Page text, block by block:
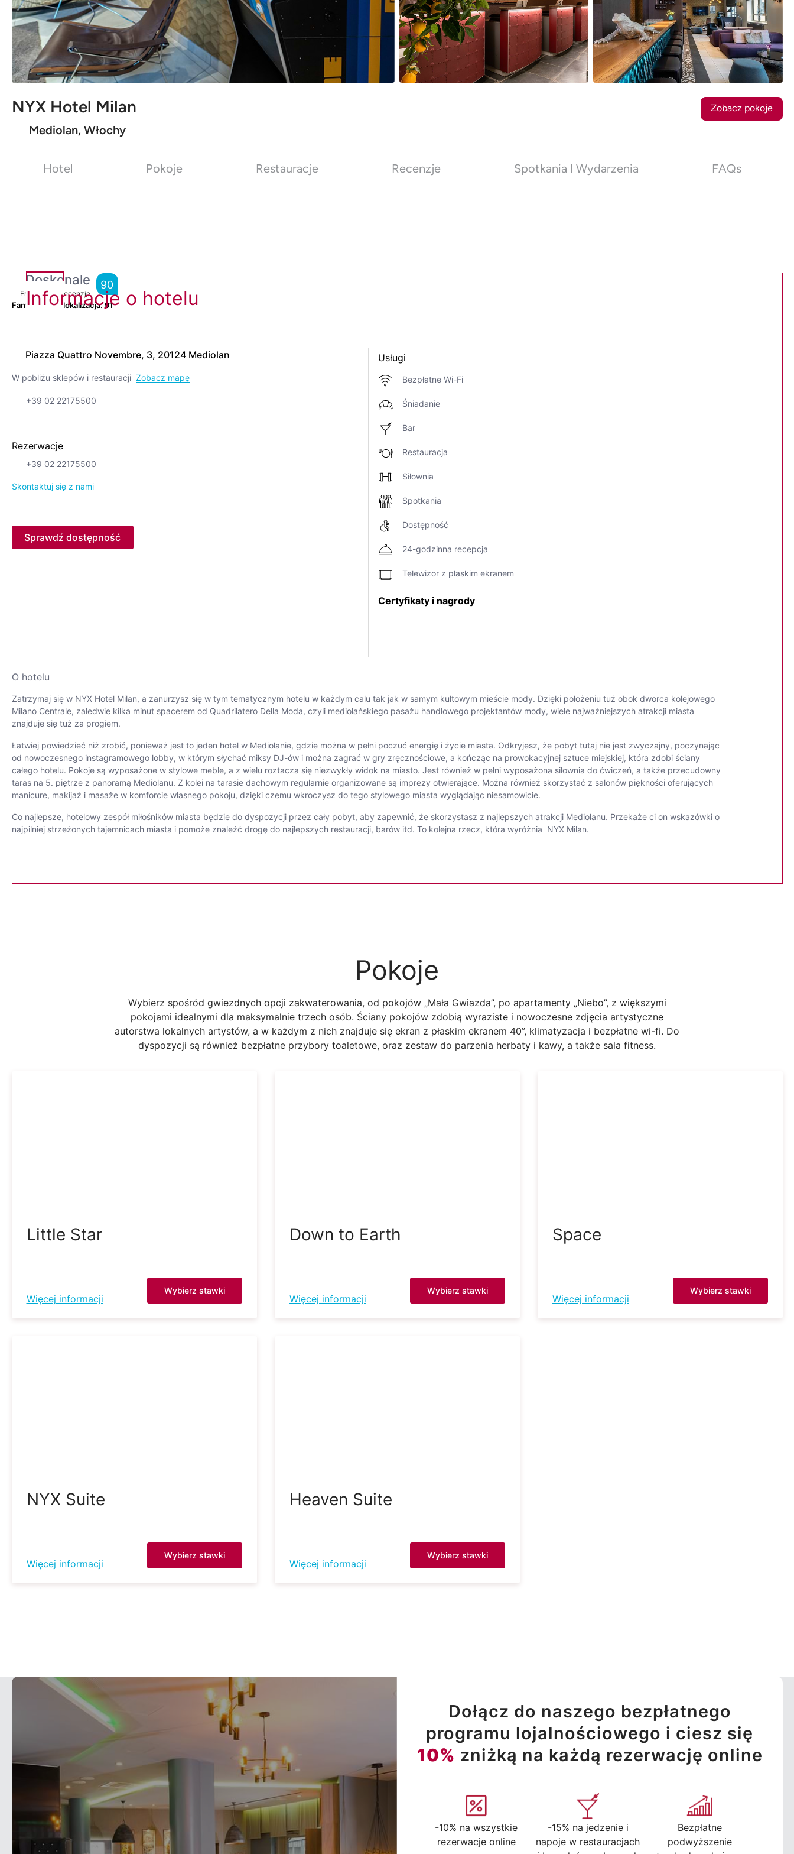
NYX Hotel Milan
Mediolan, Włochy
Zobacz pokoje
Hotel Pokoje Restauracje Recenzje Spotkania I Wydarzenia FAQs
Doskonale
From7,045 Recenzje
90
Fantastyczna lokalizacja.91
Informacje o hotelu
Piazza Quattro Novembre, 3, 20124 Mediolan
W pobliżu sklepów i restauracji Zobacz mapę
+39 02 22175500
Rezerwacje
+39 02 22175500
Skontaktuj się z nami
Sprawdź dostępność
Usługi
Bezpłatne Wi-Fi
Śniadanie
Bar
Restauracja
Siłownia
Spotkania
Dostępność
24-godzinna recepcja
Telewizor z płaskim ekranem
Certyfikaty i nagrody
O hotelu
Zatrzymaj się w NYX Hotel Milan, a zanurzysz się w tym tematycznym hotelu w każdym calu tak jak w samym kultowym mieście mody. Dzięki położeniu tuż obok dworca kolejowego
Milano Centrale, zaledwie kilka minut spacerem od Quadrilatero Della Moda, czyli mediolańskiego pasażu handlowego projektantów mody, wiele najważniejszych atrakcji miasta
znajduje się tuż za progiem.
Łatwiej powiedzieć niż zrobić, ponieważ jest to jeden hotel w Mediolanie, gdzie można w pełni poczuć energię i życie miasta. Odkryjesz, że pobyt tutaj nie jest zwyczajny, poczynając
od nowoczesnego instagramowego lobby, w którym słychać miksy DJ-ów i można zagrać w gry zręcznościowe, a kończąc na prowokacyjnej sztuce miejskiej, która zdobi ściany
całego hotelu. Pokoje są wyposażone w stylowe meble, a z wielu roztacza się niezwykły widok na miasto. Jest również w pełni wyposażona siłownia do ćwiczeń, a także przecudowny
taras na 5. piętrze z panoramą Mediolanu. Z kolei na tarasie dachowym regularnie organizowane są imprezy otwierające. Można również skorzystać z salonów piękności oferujących
manicure, makijaż i masaże w komforcie własnego pokoju, dzięki czemu wkroczysz do tego stylowego miasta wyglądając niesamowicie.
Co najlepsze, hotelowy zespół miłośników miasta będzie do dyspozycji przez cały pobyt, aby zapewnić, że skorzystasz z najlepszych atrakcji Mediolanu. Przekaże ci on wskazówki o
najpilniej strzeżonych tajemnicach miasta i pomoże znaleźć drogę do najlepszych restauracji, barów itd. To kolejna rzecz, która wyróżnia NYX Milan.
Pokoje
Wybierz spośród gwiezdnych opcji zakwaterowania, od pokojów „Mała Gwiazda”, po apartamenty „Niebo”, z większymi
pokojami idealnymi dla maksymalnie trzech osób. Ściany pokojów zdobią wyraziste i nowoczesne zdjęcia artystyczne
autorstwa lokalnych artystów, a w każdym z nich znajduje się ekran z płaskim ekranem 40”, klimatyzacja i bezpłatne wi-fi. Do
dyspozycji są również bezpłatne przybory toaletowe, oraz zestaw do parzenia herbaty i kawy, a także sala fitness.
Little Star
Więcej informacji
Wybierz stawki
Down to Earth
Więcej informacji
Wybierz stawki
Space
Więcej informacji
Wybierz stawki
NYX Suite
Więcej informacji
Wybierz stawki
Heaven Suite
Więcej informacji
Wybierz stawki
Dołącz do naszego bezpłatnego
programu lojalnościowego i ciesz się
10% zniżką na każdą rezerwację online
-10% na wszystkie
rezerwacje online
-15% na jedzenie i
napoje w restauracjach
Bezpłatne
podwyższenie